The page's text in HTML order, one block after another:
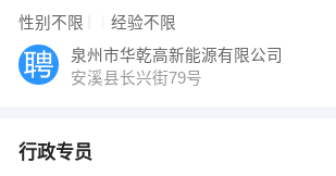
性别不限 经验不限
泉州市华乾高新能源有限公司
安溪县长兴街79号
行政专员